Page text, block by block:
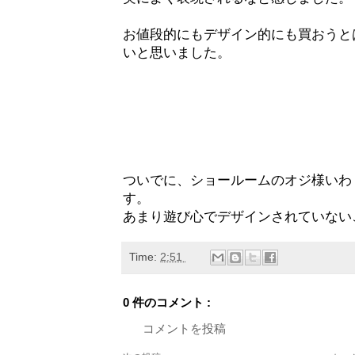
お値段的にもデザイン的にも買おう
いと思いました。
ついでに、ショールームのオジ様い
す。
あまり遊び心でデザインされていな
Time: 2:51
0 件のコメント :
コメントを投稿